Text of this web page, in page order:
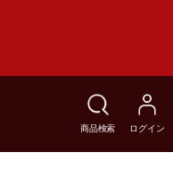
商品検索 ログイン